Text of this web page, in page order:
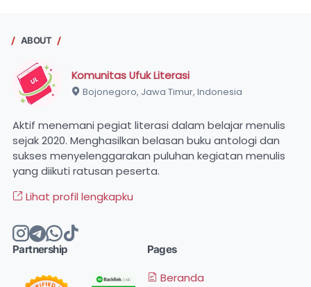
ABOUT
Komunitas Ufuk Literasi
Bojonegoro, Jawa Timur, Indonesia
Aktif menemani pegiat literasi dalam belajar menulis
sejak 2020. Menghasilkan belasan buku antologi dan
sukses menyelenggarakan puluhan kegiatan menulis
yang diikuti ratusan peserta.
Lihat profil lengkapku
Partnership Pages
Beranda